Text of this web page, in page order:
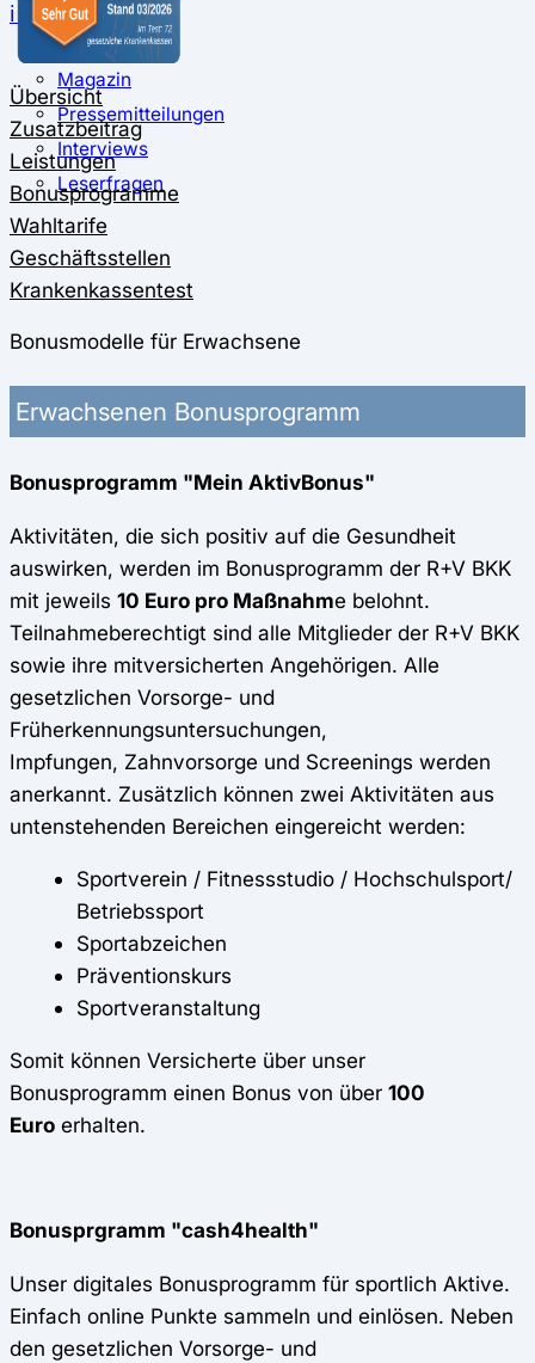
ℹ Ratgeber
Nachrichten
Magazin
Pressemitteilungen
Interviews
Leserfragen
Übersicht
Zusatzbeitrag
Leistungen
Bonusprogramme
Wahltarife
Geschäftsstellen
Krankenkassentest
Bonusmodelle für Erwachsene
Erwachsenen Bonusprogramm
Bonusprogramm "Mein AktivBonus"
Aktivitäten, die sich positiv auf die Gesundheit
auswirken, werden im Bonusprogramm der R+V BKK
mit jeweils 10 Euro pro Maßnahme belohnt.
Teilnahmeberechtigt sind alle Mitglieder der R+V BKK
sowie ihre mitversicherten Angehörigen. Alle
gesetzlichen Vorsorge- und
Früherkennungsuntersuchungen,
Impfungen, Zahnvorsorge und Screenings werden
anerkannt. Zusätzlich können zwei Aktivitäten aus
untenstehenden Bereichen eingereicht werden:
Sportverein / Fitnessstudio / Hochschulsport/
Betriebssport
Sportabzeichen
Präventionskurs
Sportveranstaltung
Somit können Versicherte über unser
Bonusprogramm einen Bonus von über 100
Euro erhalten.
Bonusprgramm "cash4health"
Unser digitales Bonusprogramm für sportlich Aktive.
Einfach online Punkte sammeln und einlösen. Neben
den gesetzlichen Vorsorge- und